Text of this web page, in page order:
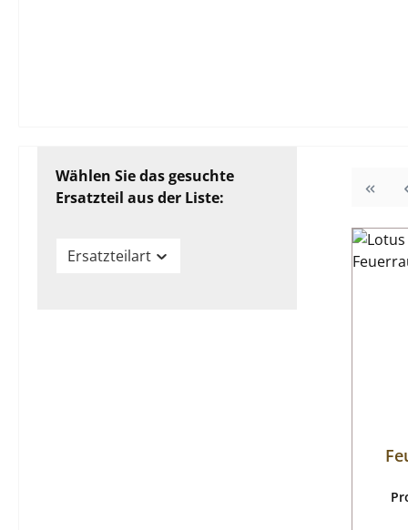
Wählen Sie das gesuchte
Ersatzteil aus der Liste:
Ersatzteilart